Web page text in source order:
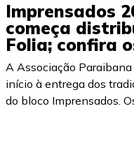
Imprensados
começa
Folia; confira
A Associação
início à entrega dos
do bloco Imprensados.